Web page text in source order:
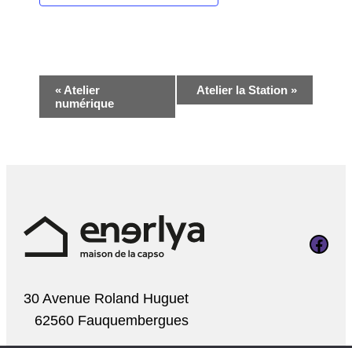
Navigation
Évènement
« Atelier
numérique
Atelier la Station »
Page
30 Avenue Roland Huguet
62560 Fauquembergues